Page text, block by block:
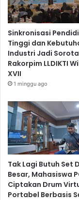
Sinkronisasi
Tinggi dan
Industri Jadi
Rakorpim LLDIKTI
XVII
1 minggu ago
Tak Lagi Butuh Set
Besar, Mahasiswa
Ciptakan Drum
Portabel Berbasis